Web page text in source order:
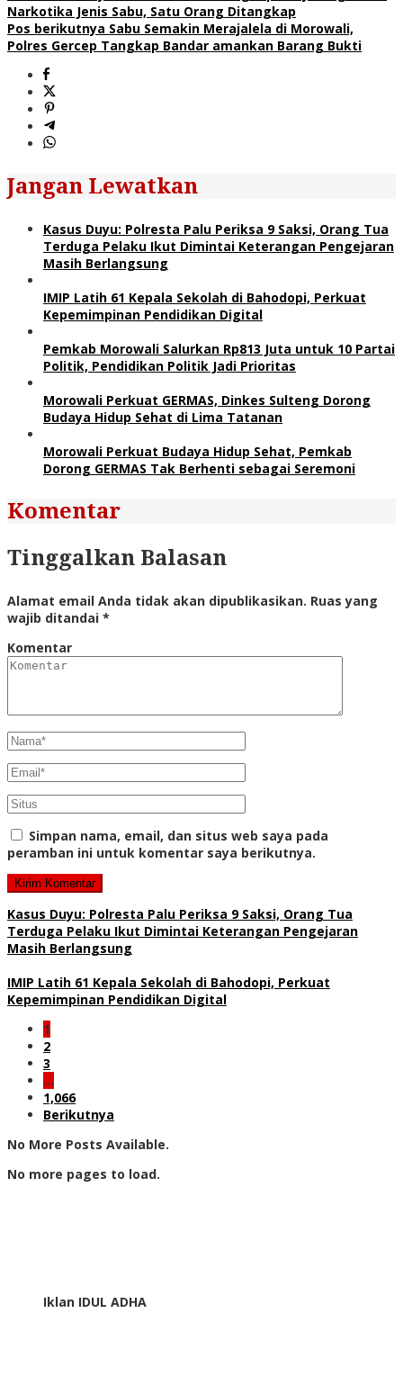
Narkotika Jenis Sabu, Satu Orang Ditangkap
Pos berikutnya Sabu Semakin Merajalela di Morowali,
Polres Gercep Tangkap Bandar amankan Barang Bukti
Jangan Lewatkan
Kasus Duyu: Polresta Palu Periksa 9 Saksi, Orang Tua
Terduga Pelaku Ikut Dimintai Keterangan Pengejaran
Masih Berlangsung
IMIP Latih 61 Kepala Sekolah di Bahodopi, Perkuat
Kepemimpinan Pendidikan Digital
Pemkab Morowali Salurkan Rp813 Juta untuk 10 Partai
Politik, Pendidikan Politik Jadi Prioritas
Morowali Perkuat GERMAS, Dinkes Sulteng Dorong
Budaya Hidup Sehat di Lima Tatanan
Morowali Perkuat Budaya Hidup Sehat, Pemkab
Dorong GERMAS Tak Berhenti sebagai Seremoni
Komentar
Tinggalkan Balasan
Alamat email Anda tidak akan dipublikasikan. Ruas yang
wajib ditandai *
Komentar
Simpan nama, email, dan situs web saya pada
peramban ini untuk komentar saya berikutnya.
Kasus Duyu: Polresta Palu Periksa 9 Saksi, Orang Tua
Terduga Pelaku Ikut Dimintai Keterangan Pengejaran
Masih Berlangsung
IMIP Latih 61 Kepala Sekolah di Bahodopi, Perkuat
Kepemimpinan Pendidikan Digital
1
2
3
…
1,066
Berikutnya
No More Posts Available.
No more pages to load.
Iklan IDUL ADHA